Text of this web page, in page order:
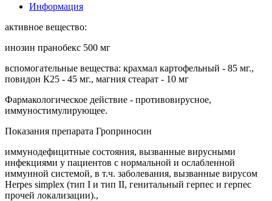
Информация
активное вещество:
инозин пранобекс 500 мг
вспомогательные вещества: крахмал картофельный - 85 мг.,
повидон К25 - 45 мг., магния стеарат - 10 мг
Фармакологическое действие - противовирусное,
иммуностимулирующее.
Показания препарата Гроприносин
иммунодефицитные состояния, вызванные вирусными
инфекциями у пациентов с нормальной и ослабленной
иммунной системой, в т.ч. заболевания, вызванные вирусом
Herpes simplex (тип I и тип II, генитальный герпес и герпес
прочей локализации).,